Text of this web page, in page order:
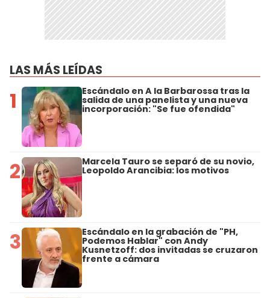
LAS MÁS LEÍDAS
1 Escándalo en A la Barbarossa tras la
salida de una panelista y una nueva
incorporación: "Se fue ofendida"
2 Marcela Tauro se separó de su novio,
Leopoldo Arancibia: los motivos
3 Escándalo en la grabación de "PH,
Podemos Hablar" con Andy
Kusnetzoff: dos invitadas se cruzaron
frente a cámara